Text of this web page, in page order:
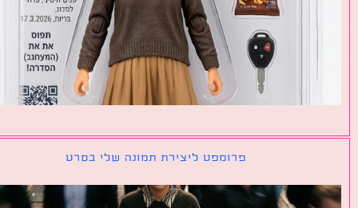
פרומפט ליצירת תמונה שלי בסרט